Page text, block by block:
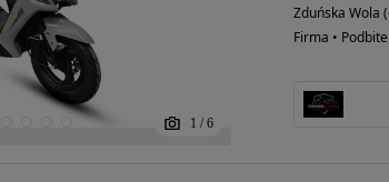
1 / 6
Zduńska Wola
Firma • Podbite